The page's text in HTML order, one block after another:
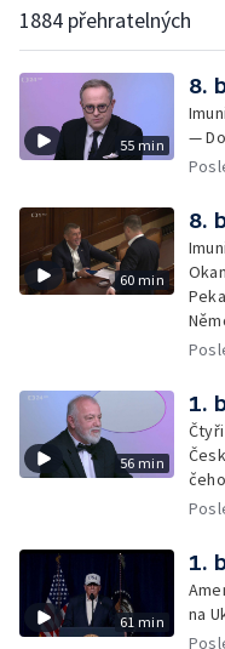
1884 přehratelných
55 min
8.
—
60 min
8.
56 min
1.
61 min
1.
na